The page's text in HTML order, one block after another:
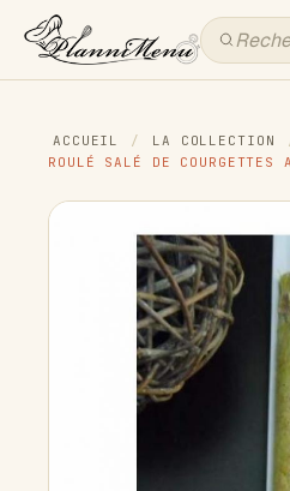
ACCUEIL / LA COLLECTION
ROULÉ SALÉ DE COURGETTES